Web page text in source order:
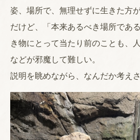
姿、場所で、無理せずに生きた方
だけど、「本来あるべき場所であ
き物にとって当たり前のことも、
などが邪魔して難しい。
説明を眺めながら、なんだか考え